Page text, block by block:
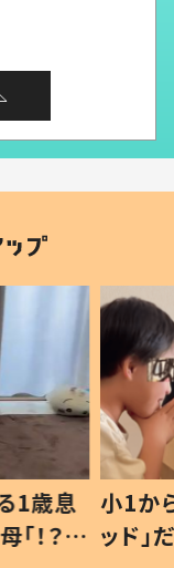
ギフテ
食”を
ひ孫
が、抱